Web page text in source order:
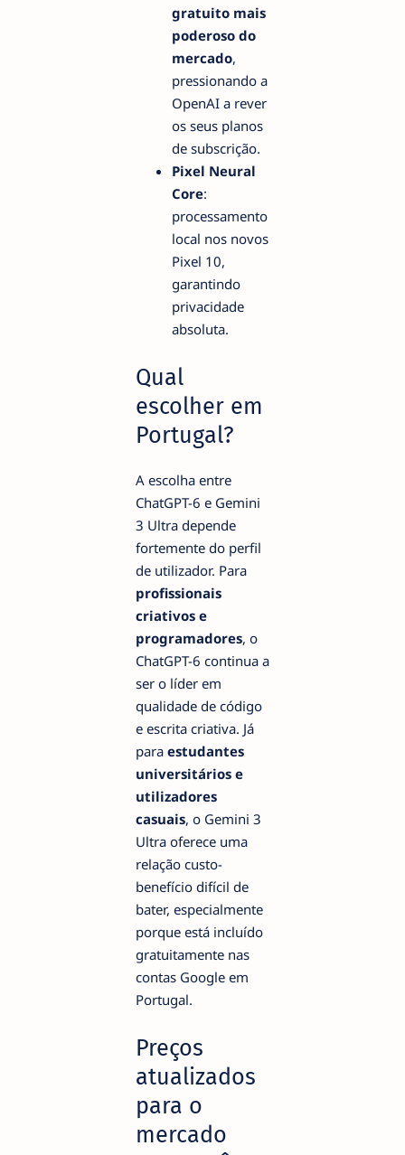
gratuito mais
poderoso do
mercado,
pressionando a
OpenAI a rever
os seus planos
de subscrição.
Pixel Neural
Core:
processamento
local nos novos
Pixel 10,
garantindo
privacidade
absoluta.
Qual
escolher em
Portugal?
A escolha entre
ChatGPT-6 e Gemini
3 Ultra depende
fortemente do perfil
de utilizador. Para
profissionais
criativos e
programadores, o
ChatGPT-6 continua a
ser o líder em
qualidade de código
e escrita criativa. Já
para estudantes
universitários e
utilizadores
casuais, o Gemini 3
Ultra oferece uma
relação custo-
benefício difícil de
bater, especialmente
porque está incluído
gratuitamente nas
contas Google em
Portugal.
Preços
atualizados
para o
mercado